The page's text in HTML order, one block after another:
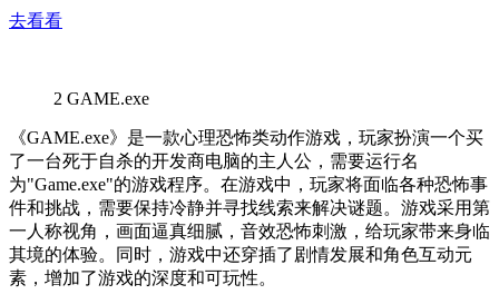
去看看
2 GAME.exe
《GAME.exe》是一款心理恐怖类动作游戏，玩家扮演一个买
了一台死于自杀的开发商电脑的主人公，需要运行名
为"Game.exe"的游戏程序。在游戏中，玩家将面临各种恐怖事
件和挑战，需要保持冷静并寻找线索来解决谜题。游戏采用第
一人称视角，画面逼真细腻，音效恐怖刺激，给玩家带来身临
其境的体验。同时，游戏中还穿插了剧情发展和角色互动元
素，增加了游戏的深度和可玩性。